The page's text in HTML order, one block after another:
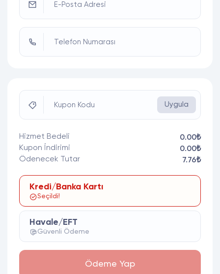
E-Posta Adresi
Telefon Numarası
Kupon Kodu Uygula
Hizmet Bedeli
0.00₺
Kupon İndirimi
0.00₺
Ödenecek Tutar
7.76₺
Kredi/Banka Kartı
Seçildi!
Havale/EFT
Güvenli Ödeme
Ödeme Yap